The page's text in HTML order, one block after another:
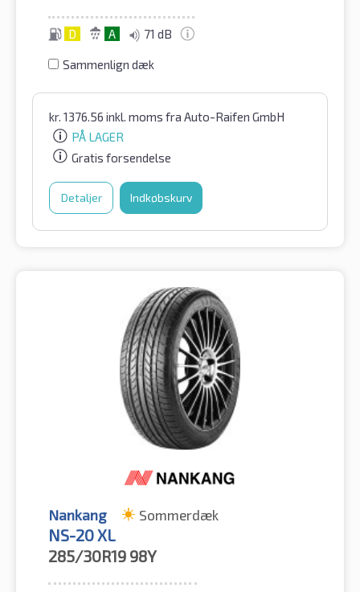
D A 71 dB
Sammenlign dæk
kr. 1376.56 inkl. moms fra Auto-Raifen GmbH
PÅ LAGER
Gratis forsendelse
Detaljer Indkøbskurv
Nankang Sommerdæk
NS-20 XL
285/30R19 98Y